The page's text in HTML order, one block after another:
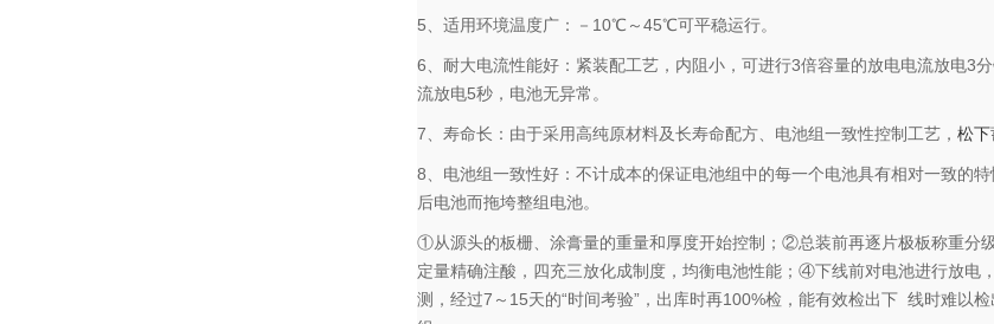
5、适用环境温度广：－10℃～45℃可平稳运行。
6、耐大电流性能好：紧装配工艺，内阻小，可进行3倍容量的放电电流放电3
流放电5秒，电池无异常。
7、寿命长：由于采用高纯原材料及长寿命配方、电池组一致性控制工艺， 松下
8、电池组一致性好：不计成本的保证电池组中的每一个电池具有相对一致的
后电池而拖垮整组电池。
①从源头的板栅、涂膏量的重量和厚度开始控制；②总装前再逐片极板称重分
定量精确注酸，四充三放化成制度，均衡电池性能；④下线前对电池进行放
测，经过7～15天的“时间考验”，出库时再100%检，能有效检出下 线时难以